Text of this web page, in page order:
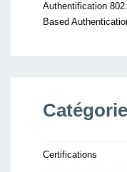
Authentification
Based
Certifications